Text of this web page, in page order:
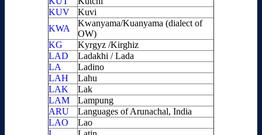
KUV
Kuvi
KWA
Kwanyama/Kuanyama (dialect of
OW)
KG
Kyrgyz /Kirghiz
LAD
Ladakhi / Lada
LA
Ladino
LAH
Lahu
LAK
Lak
LAM
Lampung
ARU
Languages of Arunachal, India
LAO
Lao